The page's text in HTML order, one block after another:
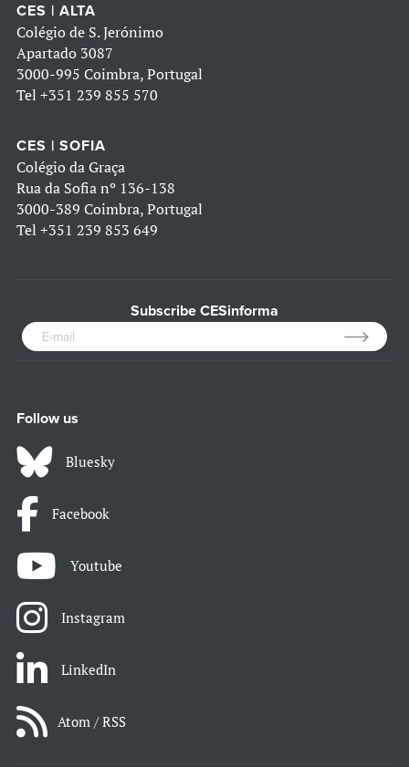
CES | ALTA
Colégio de S. Jerónimo
Apartado 3087
3000-995 Coimbra, Portugal
Tel +351 239 855 570
CES | SOFIA
Colégio da Graça
Rua da Sofia nº 136-138
3000-389 Coimbra, Portugal
Tel +351 239 853 649
Subscribe CESinforma
Follow us
Bluesky
Facebook
Youtube
Instagram
LinkedIn
Atom / RSS